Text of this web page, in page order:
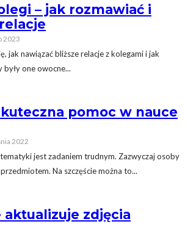
– jak rozmawiać i
2023
jak nawiązać bliższe relacje z kolegami i jak
one owocne...
pomoc w nauce
2022
jest zadaniem trudnym. Zazwyczaj osoby
Na szczęście można to...
aktualizuje zdjęcia